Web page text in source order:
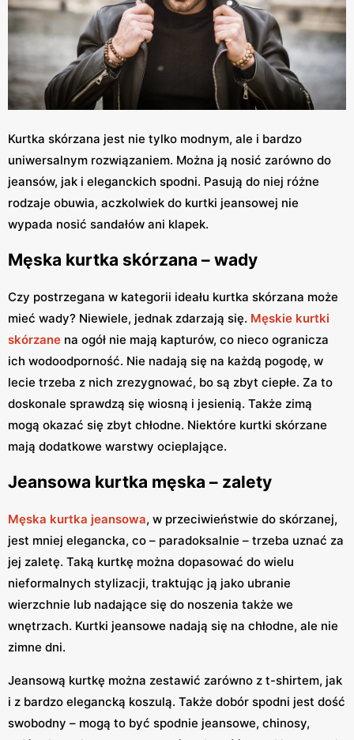
Kurtka skórzana jest nie tylko modnym, ale i bardzo
uniwersalnym rozwiązaniem. Można ją nosić zarówno do
jeansów, jak i eleganckich spodni. Pasują do niej różne
rodzaje obuwia, aczkolwiek do kurtki jeansowej nie
wypada nosić sandałów ani klapek.
Męska kurtka skórzana – wady
Czy postrzegana w kategorii ideału kurtka skórzana może
mieć wady? Niewiele, jednak zdarzają się. Męskie kurtki
skórzane na ogół nie mają kapturów, co nieco ogranicza
ich wodoodporność. Nie nadają się na każdą pogodę, w
lecie trzeba z nich zrezygnować, bo są zbyt ciepłe. Za to
doskonale sprawdzą się wiosną i jesienią. Także zimą
mogą okazać się zbyt chłodne. Niektóre kurtki skórzane
mają dodatkowe warstwy ocieplające.
Jeansowa kurtka męska – zalety
Męska kurtka jeansowa, w przeciwieństwie do skórzanej,
jest mniej elegancka, co – paradoksalnie – trzeba uznać za
jej zaletę. Taką kurtkę można dopasować do wielu
nieformalnych stylizacji, traktując ją jako ubranie
wierzchnie lub nadające się do noszenia także we
wnętrzach. Kurtki jeansowe nadają się na chłodne, ale nie
zimne dni.
Jeansową kurtkę można zestawić zarówno z t-shirtem, jak
i z bardzo elegancką koszulą. Także dobór spodni jest dość
swobodny – mogą to być spodnie jeansowe, chinosy,